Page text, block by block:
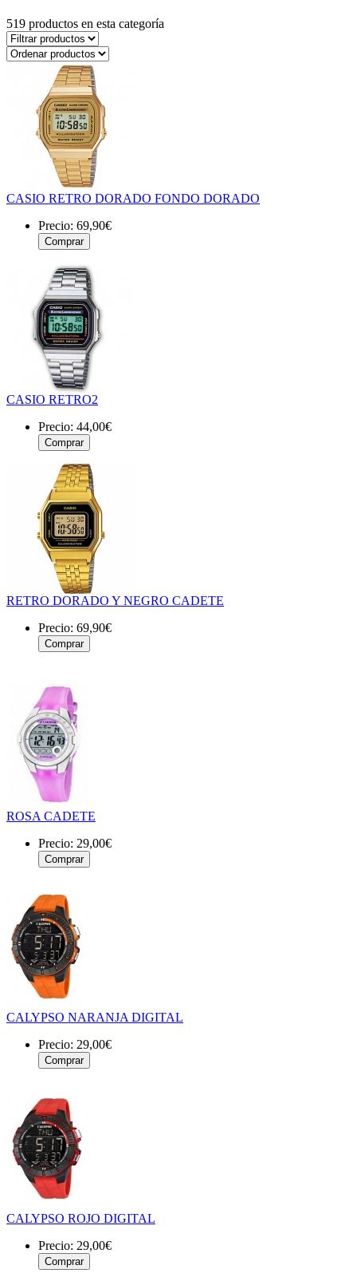
519 productos en esta categoría
CASIO RETRO DORADO FONDO DORADO
Precio: 69,90€
CASIO RETRO2
Precio: 44,00€
RETRO DORADO Y NEGRO CADETE
Precio: 69,90€
ROSA CADETE
Precio: 29,00€
CALYPSO NARANJA DIGITAL
Precio: 29,00€
CALYPSO ROJO DIGITAL
Precio: 29,00€